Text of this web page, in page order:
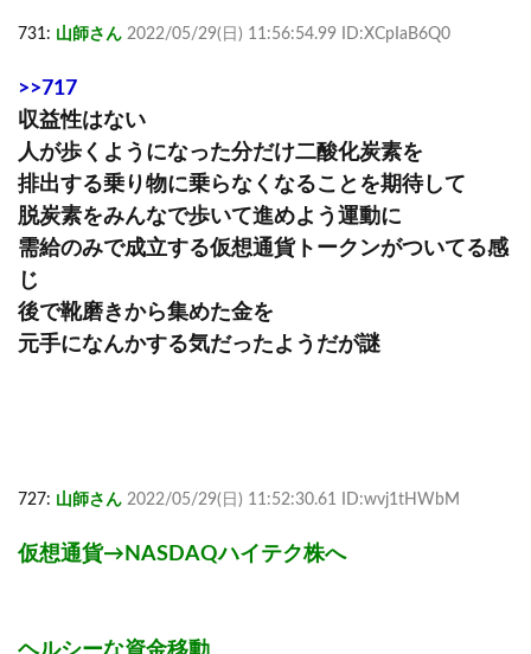
731: 山師さん 2022/05/29(日) 11:56:54.99 ID:XCpIaB6Q0
>>717
収益性はない
人が歩くようになった分だけ二酸化炭素を
排出する乗り物に乗らなくなることを期待して
脱炭素をみんなで歩いて進めよう運動に
需給のみで成立する仮想通貨トークンがついてる感
じ
後で靴磨きから集めた金を
元手になんかする気だったようだが謎
727: 山師さん 2022/05/29(日) 11:52:30.61 ID:wvj1tHWbM
仮想通貨→NASDAQハイテク株へ